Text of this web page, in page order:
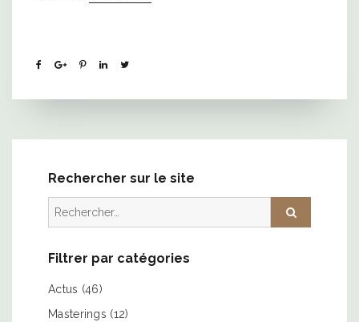
Rechercher sur le site
Filtrer par catégories
Actus (46)
Masterings (12)